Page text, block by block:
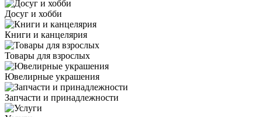
Досуг и хобби
Книги и канцелярия
Товары для взрослых
Ювелирные украшения
Запчасти и принадлежности